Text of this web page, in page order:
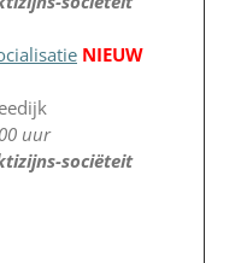
NIEUW
uur
sociëteit